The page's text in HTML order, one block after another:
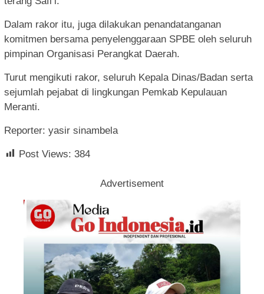
Dalam rakor itu, juga dilakukan penandatanganan
komitmen bersama penyelenggaraan SPBE oleh seluruh
pimpinan Organisasi Perangkat Daerah.
Turut mengikuti rakor, seluruh Kepala Dinas/Badan serta
sejumlah pejabat di lingkungan Pemkab Kepulauan
Meranti.
Reporter: yasir sinambela
Post Views: 384
Advertisement